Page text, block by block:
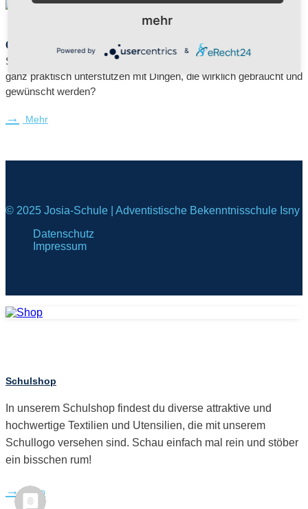
Geschenke, die ankommen
Sie wollen unsere Schule bzw. unsere Schüler und Schülerinnen
ganz praktisch unterstützen mit Dingen, die wirklich gebraucht und
gewünscht werden?
Mehr
© 2025 Josia-Schule | Adventistische Bekenntnisschule Isny
Datenschutz
Impressum
Schulshop
In unserem Schulshop findest du diverse attraktive und
hochwertige Textilien und Utensilien, die mit unserem
Schullogo versehen sind. Schau einfach mal rein und stöber
ein bisschen rum!
Shop
mehr
Powered by &